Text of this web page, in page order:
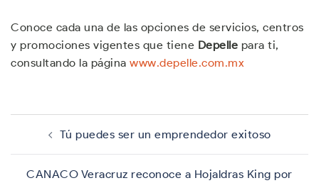
Conoce cada una de las opciones de servicios, centros
y promociones vigentes que tiene Depelle para ti,
consultando la página www.depelle.com.mx
Navegación
entradas
Tú puedes ser un emprendedor exitoso
CANACO Veracruz reconoce a Hojaldras King por